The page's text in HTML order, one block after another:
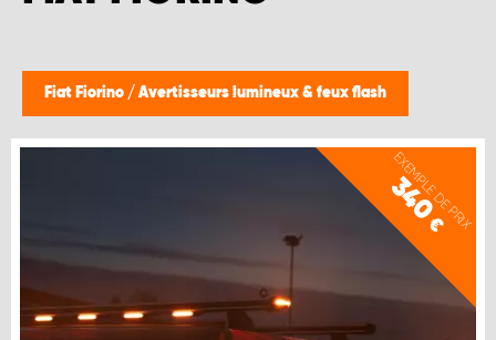
Fiat Fiorino / Avertisseurs lumineux & feux flash
EXEMPLE DE PRIX
340
€